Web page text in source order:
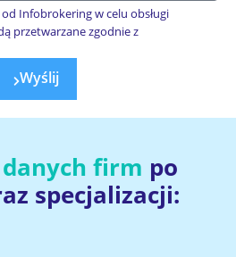
Infobrokering w celu obsługi
przetwarzane zgodnie z
Wyślij
firm po
specjalizacji: